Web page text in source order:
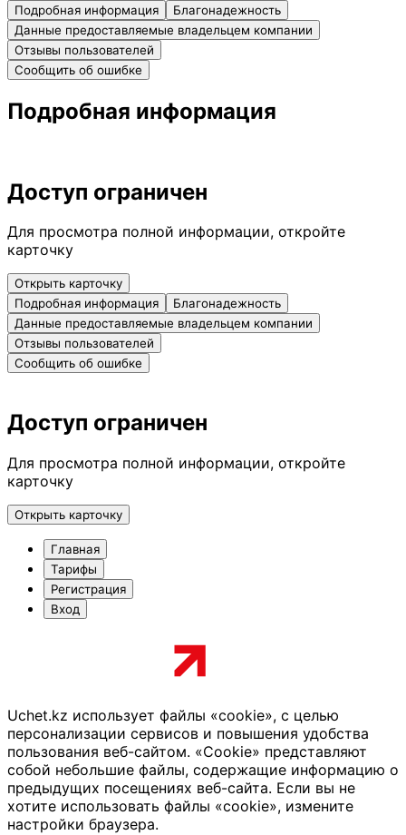
Подробная информация
Благонадежность
Данные предоставляемые владельцем компании
Отзывы пользователей
Сообщить об ошибке
Подробная информация
Доступ ограничен
Для просмотра полной информации, откройте
карточку
Открыть карточку
Подробная информация
Благонадежность
Данные предоставляемые владельцем компании
Отзывы пользователей
Сообщить об ошибке
Доступ ограничен
Для просмотра полной информации, откройте
карточку
Открыть карточку
Главная
Тарифы
Регистрация
Вход
Uchet.kz использует файлы «cookie», с целью
персонализации сервисов и повышения удобства
пользования веб-сайтом. «Cookie» представляют
собой небольшие файлы, содержащие информацию о
предыдущих посещениях веб-сайта. Если вы не
хотите использовать файлы «cookie», измените
настройки браузера.